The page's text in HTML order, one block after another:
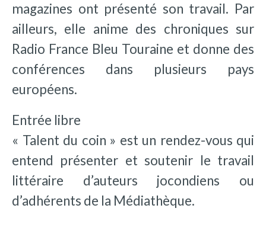
magazines ont présenté son travail. Par
ailleurs, elle anime des chroniques sur
Radio France Bleu Touraine et donne des
conférences dans plusieurs pays
européens.
Entrée libre
« Talent du coin » est un rendez-vous qui
entend présenter et soutenir le travail
littéraire d’auteurs jocondiens ou
d’adhérents de la Médiathèque.